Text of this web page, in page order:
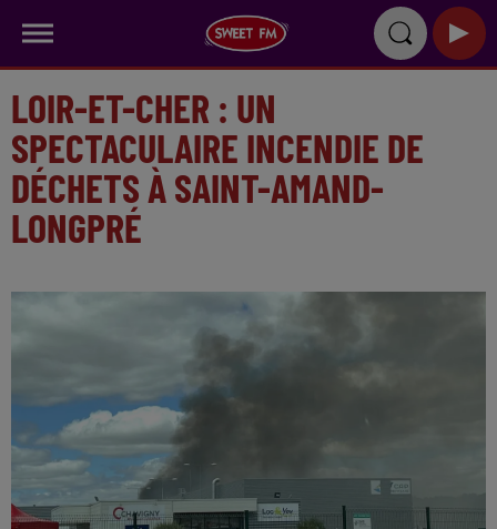
LOIR-ET-CHER : UN
SPECTACULAIRE INCENDIE DE
DÉCHETS À SAINT-AMAND-
LONGPRÉ